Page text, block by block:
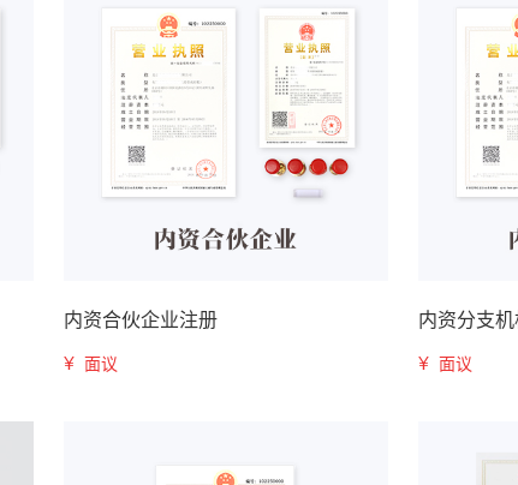
内资合伙企业注册
¥ 面议
内资分支
¥ 面议